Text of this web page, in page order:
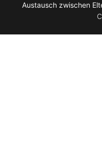
Austausch zwischen